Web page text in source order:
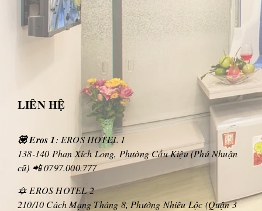
LIÊN HỆ
💟 Eros 1: EROS HOTEL 1
138-140 Phan Xích Long, Phường Cầu Kiệu (Phú Nhuận
cũ) 📲 0797.000.777
🔯 EROS HOTEL 2
210/10 Cách Mạng Tháng 8, Phường Nhiêu Lộc (Quận 3